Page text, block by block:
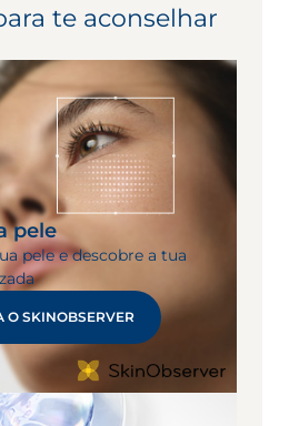
Micelar
te aconselhar
pele
pele e descobre a tua
O SKINOBSERVER